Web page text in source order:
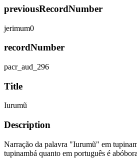
previousRecordNumber
jerimum0
recordNumber
pacr_aud_296
Title
Iurumũ
Description
Narração da palavra "Iurumũ" em
tupinambá quanto em português é